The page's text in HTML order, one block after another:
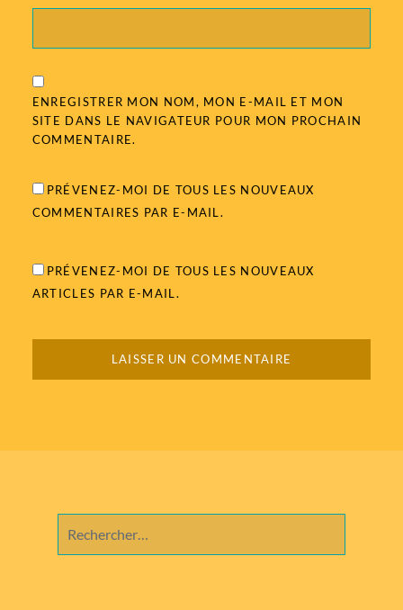
ENREGISTRER MON NOM, MON E-MAIL ET MON
SITE DANS LE NAVIGATEUR POUR MON PROCHAIN
COMMENTAIRE.
PRÉVENEZ-MOI DE TOUS LES NOUVEAUX
COMMENTAIRES PAR E-MAIL.
PRÉVENEZ-MOI DE TOUS LES NOUVEAUX
ARTICLES PAR E-MAIL.